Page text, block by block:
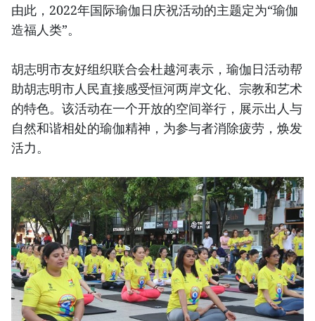
由此，2022年国际瑜伽日庆祝活动的主题定为“瑜伽
造福人类”。
胡志明市友好组织联合会杜越河表示，瑜伽日活动帮
助胡志明市人民直接感受恒河两岸文化、宗教和艺术
的特色。该活动在一个开放的空间举行，展示出人与
自然和谐相处的瑜伽精神，为参与者消除疲劳，焕发
活力。